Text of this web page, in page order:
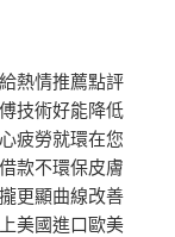
熱情推薦點評
技術好能降低
疲勞就環在您
款不環保皮膚
更顯曲線改善
美國進口歐美